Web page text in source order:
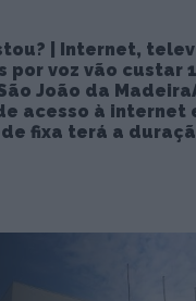
| Internet,
por voz vão custar
João da
acesso à internet
fixa terá a